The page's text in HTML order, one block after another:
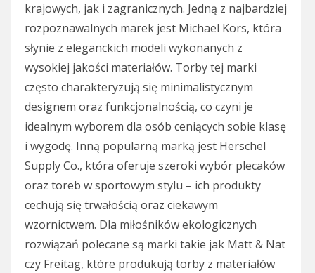
krajowych, jak i zagranicznych. Jedną z najbardziej
rozpoznawalnych marek jest Michael Kors, która
słynie z eleganckich modeli wykonanych z
wysokiej jakości materiałów. Torby tej marki
często charakteryzują się minimalistycznym
designem oraz funkcjonalnością, co czyni je
idealnym wyborem dla osób ceniących sobie klasę
i wygodę. Inną popularną marką jest Herschel
Supply Co., która oferuje szeroki wybór plecaków
oraz toreb w sportowym stylu – ich produkty
cechują się trwałością oraz ciekawym
wzornictwem. Dla miłośników ekologicznych
rozwiązań polecane są marki takie jak Matt & Nat
czy Freitag, które produkują torby z materiałów